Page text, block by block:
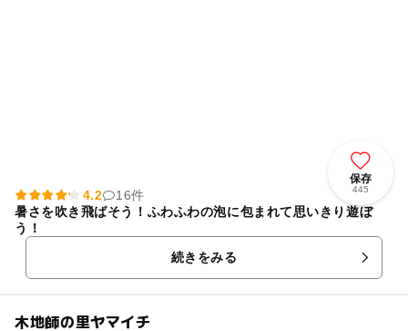
保存
445
4.2
16件
暑さを吹き飛ばそう！ふわふわの泡に包まれて思いきり遊ぼ
う！
続きをみる
木地師の里ヤマイチ